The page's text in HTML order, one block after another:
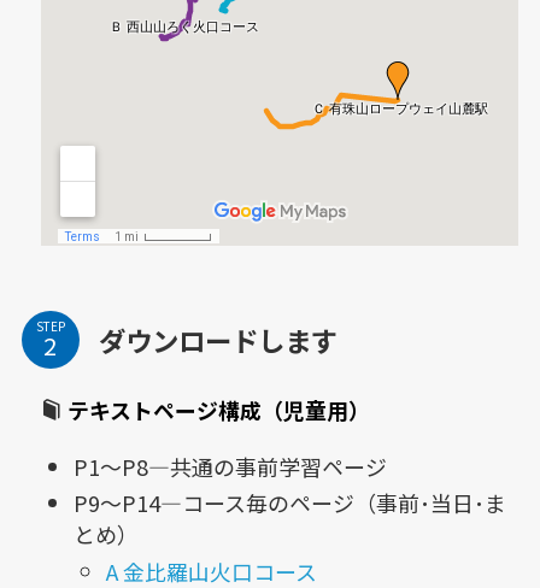
STEP ダウンロードします
テキストページ構成（児童用）
P1～P8—共通の事前学習ページ
P9～P14—コース毎のページ（事前･当日･ま
とめ）
A 金比羅山火口コース